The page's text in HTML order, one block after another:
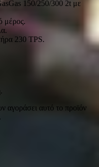
150/250/300 2t με
μέρος.
230 TPS.
αγοράσει αυτό το προϊόν